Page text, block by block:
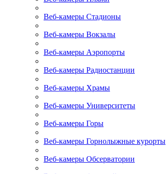
Веб-камеры Стадионы
Веб-камеры Вокзалы
Веб-камеры Аэропорты
Веб-камеры Радиостанции
Веб-камеры Храмы
Веб-камеры Университеты
Веб-камеры Горы
Веб-камеры Горнолыжные курорты
Веб-камеры Обсерватории